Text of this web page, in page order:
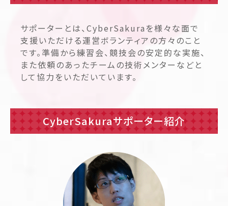
サポーターとは、CyberSakuraを様々な面で
支援いただける運営ボランティアの方々のこと
です。準備から練習会、競技会の安定的な実施、
また依頼のあったチームの技術メンターなどと
して協力をいただいています。
CyberSakuraサポーター紹介